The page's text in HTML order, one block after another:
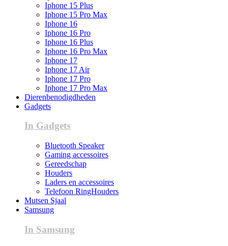
Iphone 15 Plus
Iphone 15 Pro Max
Iphone 16
Iphone 16 Pro
Iphone 16 Plus
Iphone 16 Pro Max
Iphone 17
Iphone 17 Air
Iphone 17 Pro
Iphone 17 Pro Max
Dierenbenodigdheden
Gadgets
In Gadgets
Bluetooth Speaker
Gaming accessoires
Gereedschap
Houders
Laders en accessoires
Telefoon RingHouders
Mutsen Sjaal
Samsung
In Samsung